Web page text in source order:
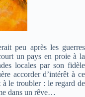
peu après les guerres
un pays en proie à la
locales par son fidèle
accorder d’intérêt à ce
le troubler : le regard de
dans un rêve…